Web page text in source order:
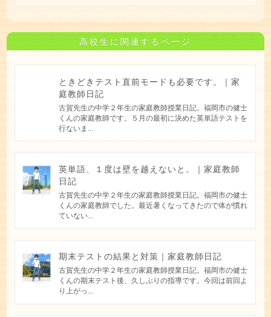
高校生に関連するページ
ときどきテスト直前モードも必要です。｜家
庭教師日記
古賀先生の中学２年生の家庭教師授業日記。福岡市の健士
くんの家庭教師です。５月の最初に決めた英単語テストを
行ないま...
英単語、１度は壁を越えないと。｜家庭教師
日記
古賀先生の中学２年生の家庭教師授業日記。福岡市の健士
くんの家庭教師でした。最近暑くなってきたので体が慣れ
ていない...
期末テストの結果と対策｜家庭教師日記
古賀先生の中学２年生の家庭教師授業日記。福岡市の健士
くんの期末テスト後、久しぶりの指導です。今回は前回よ
り上がっ...